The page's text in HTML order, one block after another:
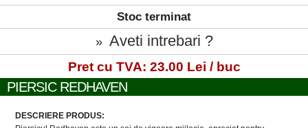
Stoc terminat
» Aveti intrebari ?
Pret cu TVA: 23.00 Lei / buc
PIERSIC REDHAVEN
DESCRIERE PRODUS: